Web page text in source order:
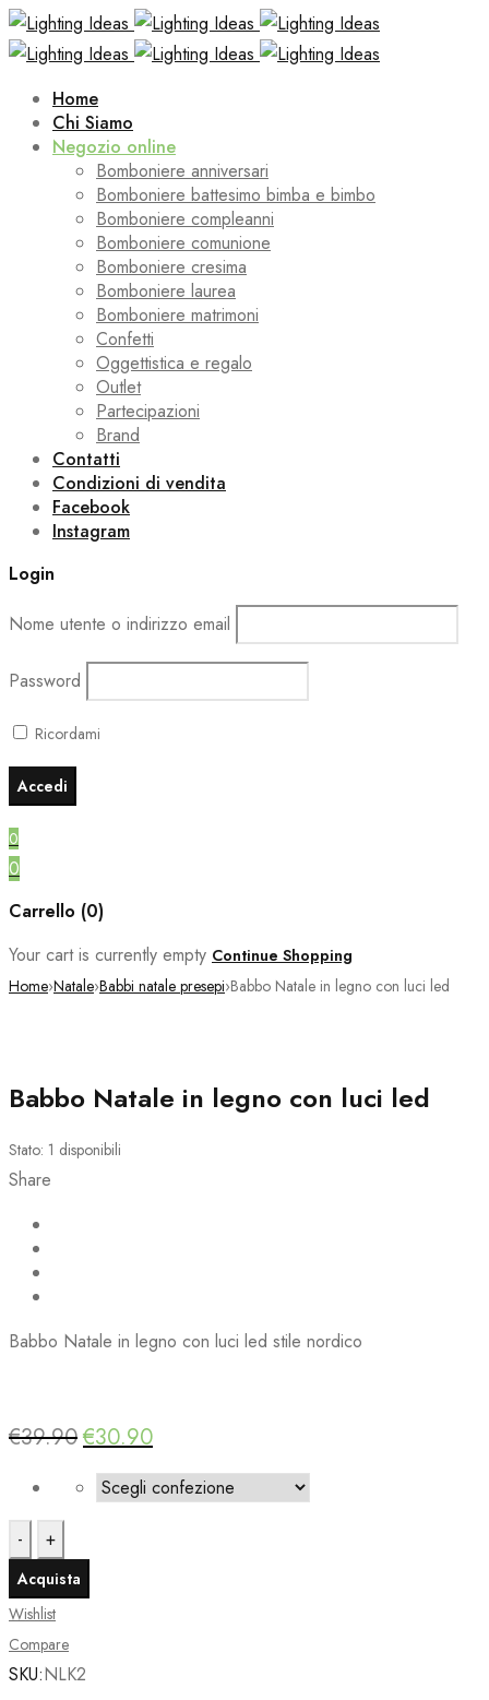
Home
Chi Siamo
Negozio online
Bomboniere anniversari
Bomboniere battesimo bimba e bimbo
Bomboniere compleanni
Bomboniere comunione
Bomboniere cresima
Bomboniere laurea
Bomboniere matrimoni
Confetti
Oggettistica e regalo
Outlet
Partecipazioni
Brand
Contatti
Condizioni di vendita
Facebook
Instagram
Login
Nome utente o indirizzo email
Password
Ricordami
0
0
Carrello (0)
Your cart is currently empty Continue Shopping
Home›Natale›Babbi natale presepi›Babbo Natale in legno con luci led
Babbo Natale in legno con luci led
Stato: 1 disponibili
Share
Babbo Natale in legno con luci led stile nordico
€39.90 Il
prezzo
originale
€39.90.
€30.90Il
prezzo
attuale
Babbo
Natale
in
legno
con
luci
Acquista
Wishlist
Compare
SKU:NLK2